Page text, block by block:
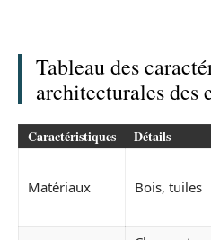
Tableau des
architecturales des
Caractéristiques Détails
Matériaux Bois, tuiles